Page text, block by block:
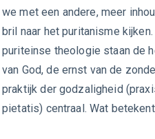
we met een andere, meer
bril naar het puritanisme
puriteinse theologie staan de
van God, de ernst van de
praktijk der godzaligheid
pietatis) centraal. Wat